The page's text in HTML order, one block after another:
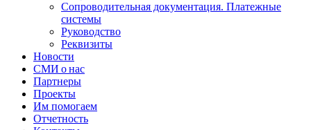
Сопроводительная документация. Платежные
системы
Руководство
Реквизиты
Новости
СМИ о нас
Партнеры
Проекты
Им помогаем
Отчетность